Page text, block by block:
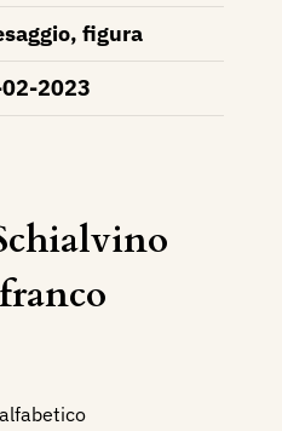
figura
2023
alfabetico